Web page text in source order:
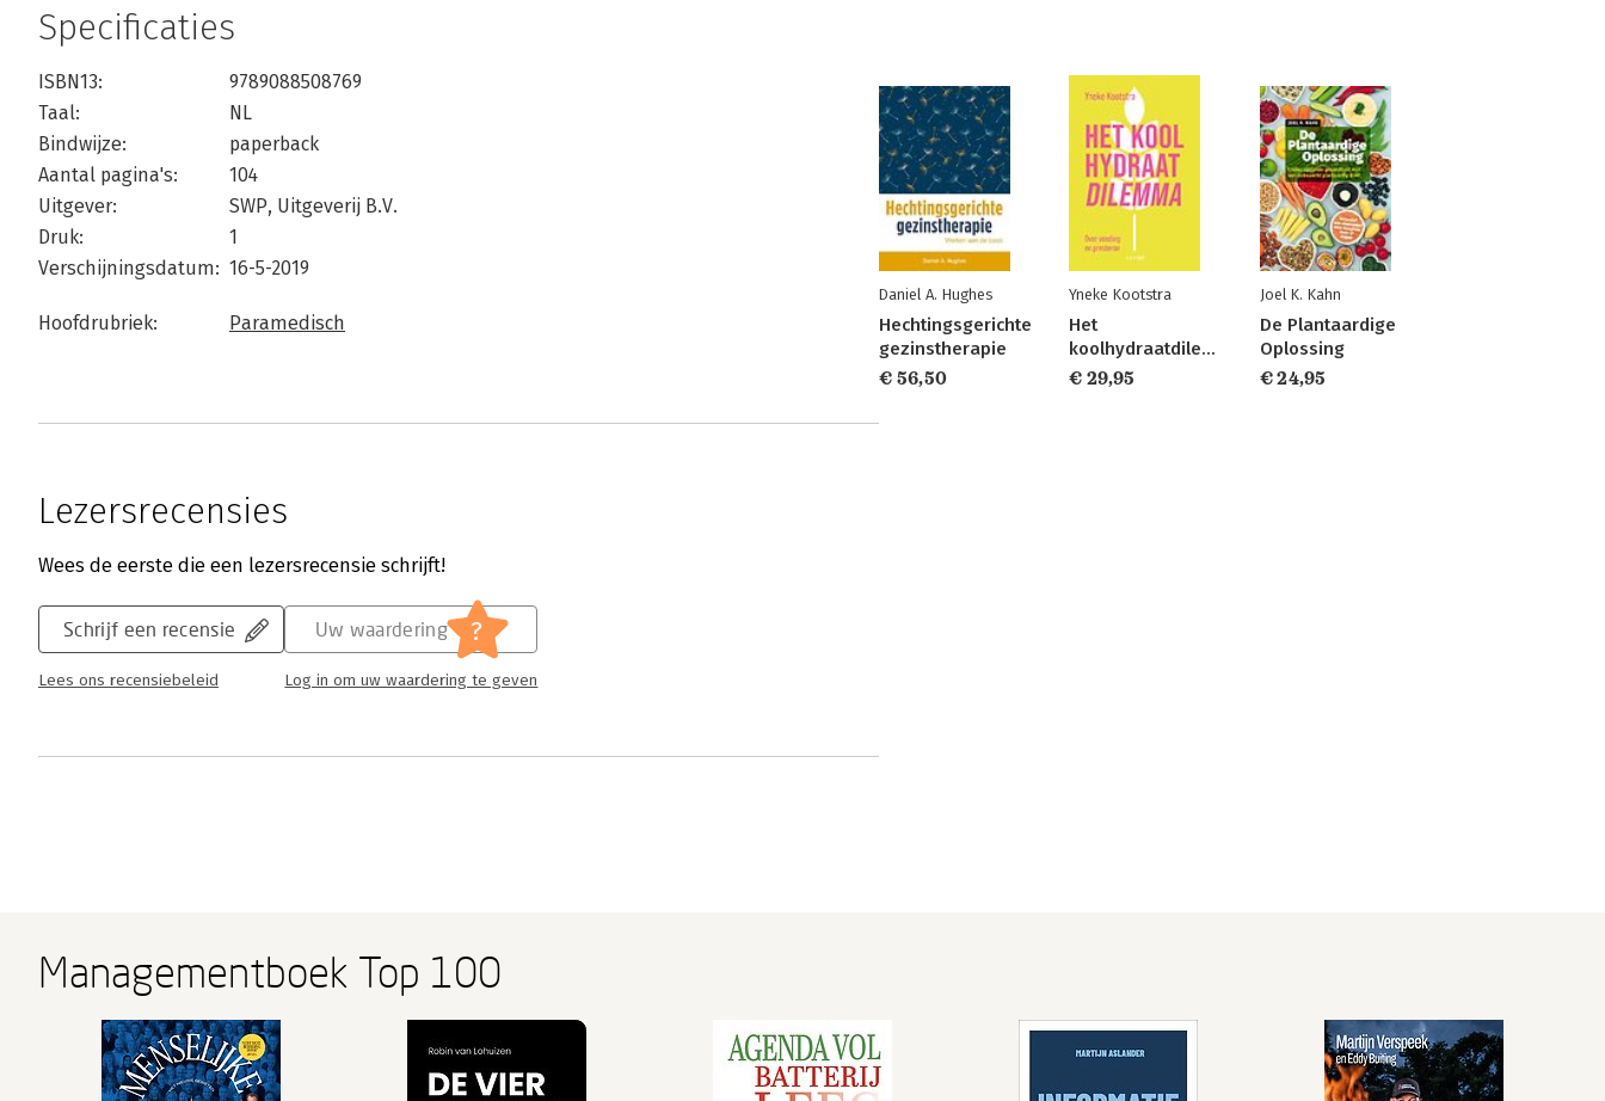
Specificaties
ISBN13:
9789088508769
Taal:
NL
Bindwijze:
paperback
Aantal pagina's:
104
Uitgever:
SWP, Uitgeverij B.V.
Druk:
1
Verschijningsdatum: 16-5-2019
Hoofdrubriek: Paramedisch
Lezersrecensies
Wees de eerste die een lezersrecensie schrijft!
Schrijf een recensie
Lees ons recensiebeleid
Uw waardering ?
Log in om uw waardering te geven
Daniel A. Hughes
Hechtingsgerichte
gezinstherapie
€ 56,50
Yneke Kootstra
Het
koolhydraatdilemma
€ 29,95
Joel K. Kahn
De Plantaardige
Oplossing
€ 24,95
Managementboek Top 100